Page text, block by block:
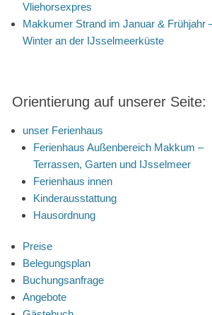
Vliehorsexpres
Makkumer Strand im Januar & Frühjahr
Winter an der IJsselmeerküste
Orientierung auf unserer Seite:
unser Ferienhaus
Ferienhaus Außenbereich Makkum –
Terrassen, Garten und IJsselmeer
Ferienhaus innen
Kinderausstattung
Hausordnung
Preise
Belegungsplan
Buchungsanfrage
Angebote